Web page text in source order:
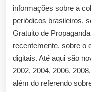
informações sobre a
periódicos brasileiros,
Gratuito de
recentemente, sobre o
digitais. Até aqui são
2002, 2004, 2006,
além do referendo